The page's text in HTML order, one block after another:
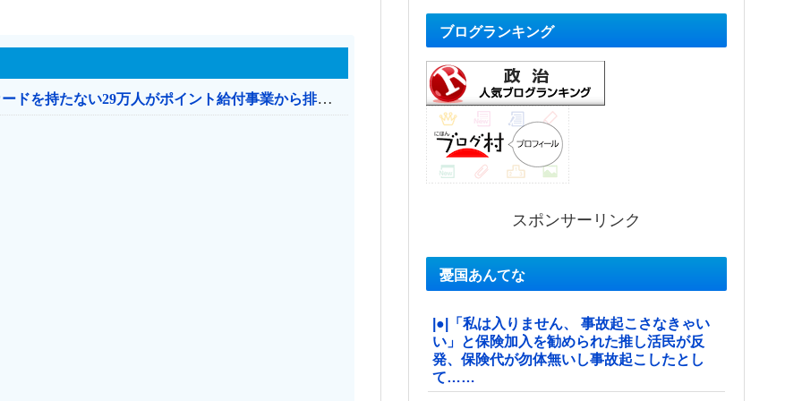
共産党「これは酷い…京都市でマイナンバーカードを持たない29万人がポイント給付事業から排除された」
ブログランキング
スポンサーリンク
憂国あんてな
|●|「私は入りません、 事故起こさなきゃい
い」と保険加入を勧められた推し活民が反
発、保険代が勿体無いし事故起こしたとし
て……